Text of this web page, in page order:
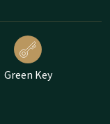
Green Key